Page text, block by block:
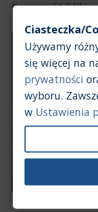
Benzyna / 1,3 [l]
Ciasteczka/
Używamy
się więcej na
prywatności
wyboru.
w Ustawienia